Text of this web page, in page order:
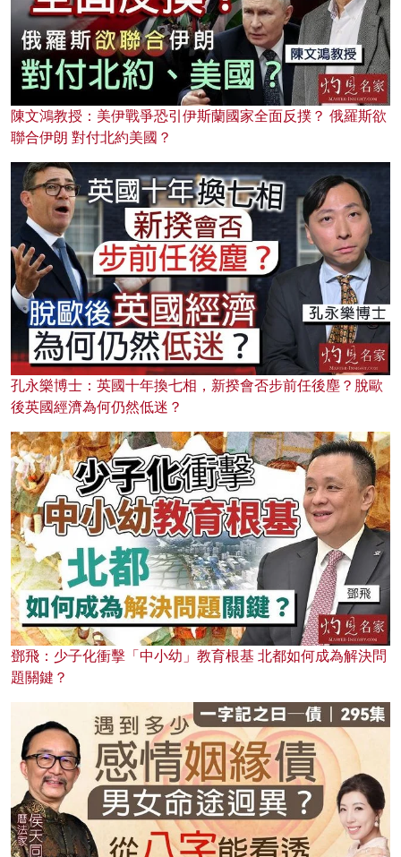
陳文鴻教授：美伊戰爭恐引伊斯蘭國家全面反撲？ 俄羅斯欲
聯合伊朗 對付北約美國？
孔永樂博士：英國十年換七相，新揆會否步前任後塵？脫歐
後英國經濟為何仍然低迷？
鄧飛：少子化衝擊「中小幼」教育根基 北都如何成為解決問
題關鍵？